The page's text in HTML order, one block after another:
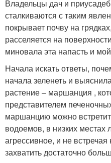
Владельцы дач и
сталкиваются с таким
покрывает почву на
расселяется на
миновала эта напасть и
Начала искать ответы,
начала зеленеть и
растение – маршанция ,
представителем
маршанцию можно
водоемов, в низких местах
агрессивное, и не
захватить достаточно